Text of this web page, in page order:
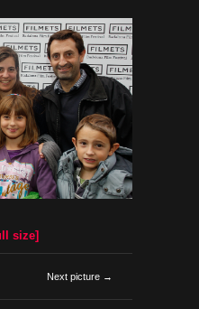
size]
Next picture →